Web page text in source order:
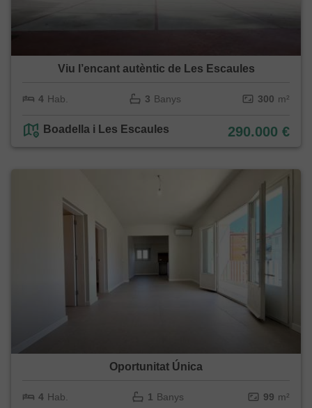
Viu l’encant autèntic de Les Escaules
4 Hab. 3 Banys 300 m²
Boadella i Les Escaules 290.000 €
Oportunitat Única
4 Hab. 1 Banys 99 m²